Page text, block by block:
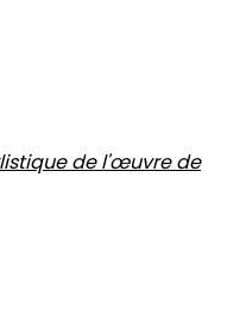
de l'œuvre de